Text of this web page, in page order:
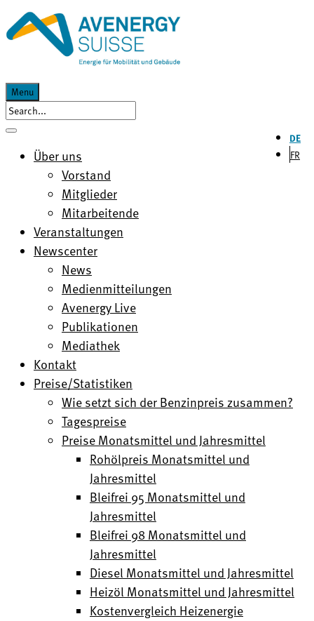
Menu
DE
FR
Über uns
Vorstand
Mitglieder
Mitarbeitende
Veranstaltungen
Newscenter
News
Medienmitteilungen
Avenergy Live
Publikationen
Mediathek
Kontakt
Preise/Statistiken
Wie setzt sich der Benzinpreis zusammen?
Tagespreise
Preise Monatsmittel und Jahresmittel
Rohölpreis Monatsmittel und
Jahresmittel
Bleifrei 95 Monatsmittel und
Jahresmittel
Bleifrei 98 Monatsmittel und
Jahresmittel
Diesel Monatsmittel und Jahresmittel
Heizöl Monatsmittel und Jahresmittel
Kostenvergleich Heizenergie